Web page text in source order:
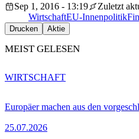
Sep 1, 2016 - 13:19
Zuletzt
WirtschaftEU-Innenpolitik
Drucken Aktie
MEIST GELESEN
Europäer machen aus den
25.07.2026
WIRTSCHAFT